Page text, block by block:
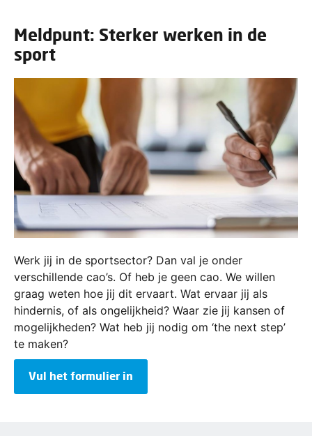
Meldpunt: Sterker werken in de
sport
Werk jij in de sportsector? Dan val je onder
verschillende cao’s. Of heb je geen cao. We willen
graag weten hoe jij dit ervaart. Wat ervaar jij als
hindernis, of als ongelijkheid? Waar zie jij kansen of
mogelijkheden? Wat heb jij nodig om ‘the next step’
te maken?
Vul het formulier in